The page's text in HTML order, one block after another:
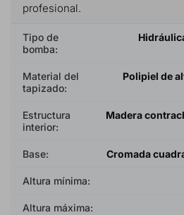
profesional.
Tipo de
bomba:
Material del
tapizado:
Polipiel de
Estructura
interior:
Madera
Base: Cromada
Altura mínima:
Altura máxima: